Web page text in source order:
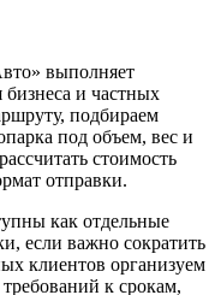
выполняет
бизнеса и частных
подбираем
под объем, вес и
стоимость
отправки.
как отдельные
если важно сократить
клиентов организуем
к срокам,